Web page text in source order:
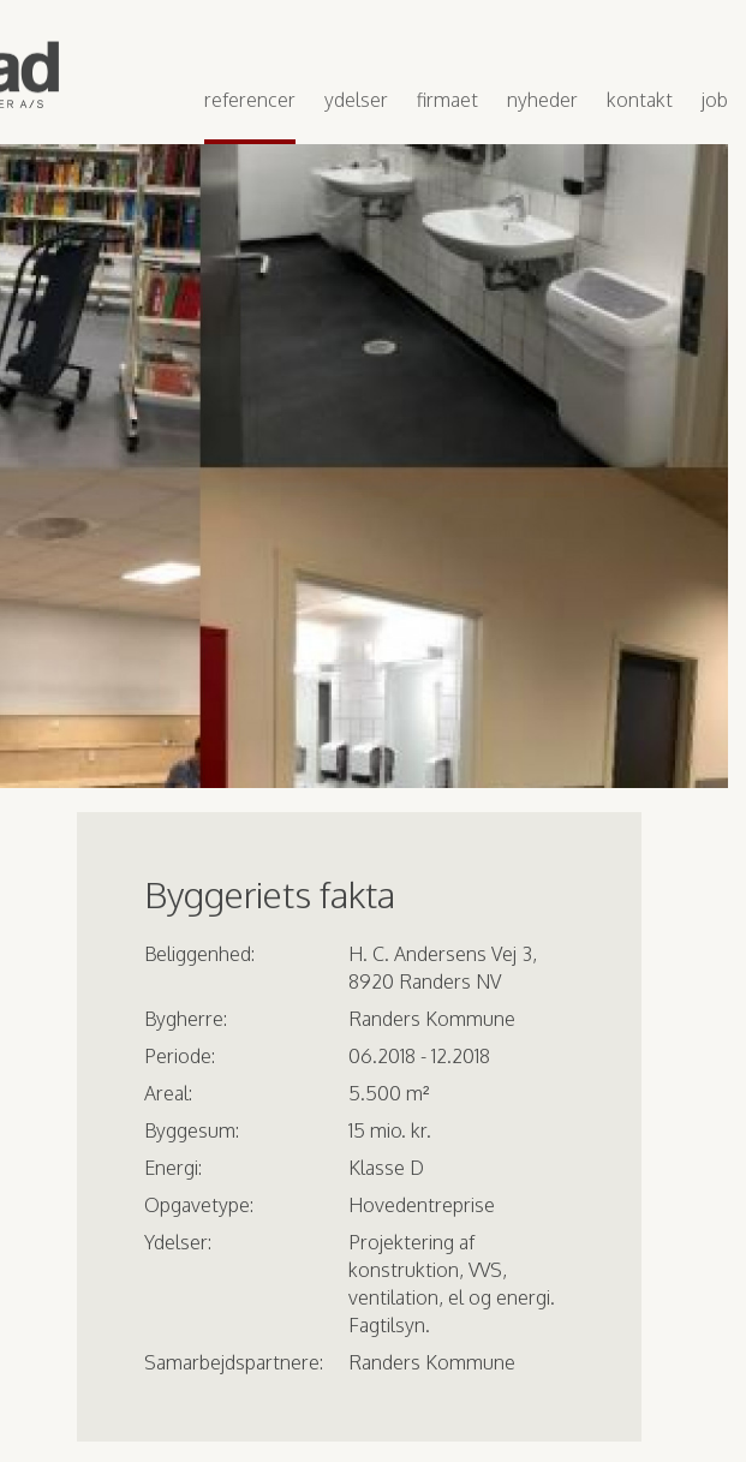
referencer ydelser firmaet nyheder kontakt job
Byggeriets fakta
Beliggenhed:
H. C. Andersens Vej 3,
8920 Randers NV
Bygherre:
Randers Kommune
Periode:
06.2018 - 12.2018
Areal:
5.500 m²
Byggesum:
15 mio. kr.
Energi:
Klasse D
Opgavetype:
Hovedentreprise
Ydelser:
Projektering af
konstruktion, VVS,
ventilation, el og energi.
Fagtilsyn.
Samarbejdspartnere:
Randers Kommune